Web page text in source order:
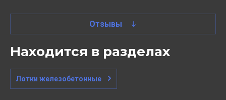
Отзывы
Находится в разделах
Лотки железобетонные